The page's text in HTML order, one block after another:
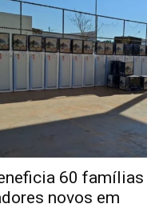
60 famílias
novos em